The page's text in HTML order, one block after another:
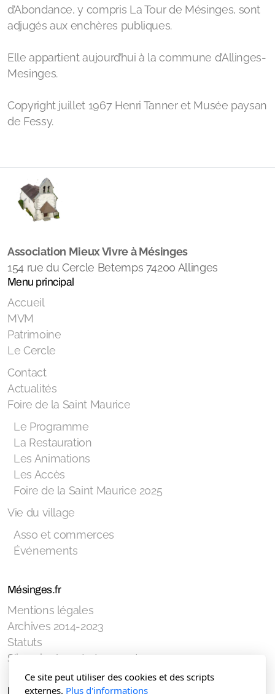
d’Abondance, y compris La Tour de Mésinges, sont
adjugés aux enchères publiques.
Elle appartient aujourd’hui à la commune d’Allinges-
Mesinges.
Copyright juillet 1967 Henri Tanner et Musée paysan
de Fessy.
Association Mieux Vivre à Mésinges
154 rue du Cercle Betemps 74200 Allinges
Menu principal
Accueil
MVM
Patrimoine
Le Cercle
Contact
Actualités
Foire de la Saint Maurice
Le Programme
La Restauration
Les Animations
Les Accès
Foire de la Saint Maurice 2025
Vie du village
Asso et commerces
Événements
Mésinges.fr
Mentions légales
Archives 2014-2023
Statuts
S'inscrire à un événement
Mésinges Autrefois
Ce site peut utiliser des cookies et des scripts
externes. Plus d'informations